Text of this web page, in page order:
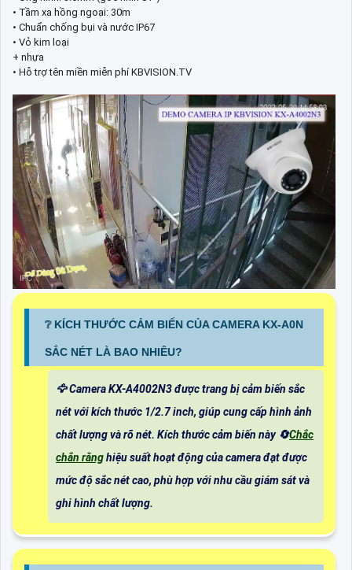
• Tầm xa hồng ngoại: 30m
• Chuẩn chống bụi và nước IP67
• Vỏ kim loại
+ nhựa
• Hỗ trợ tên miền miễn phí KBVISION.TV
❔ KÍCH THƯỚC CẢM BIẾN CỦA CAMERA KX-A0N
SẮC NÉT LÀ BAO NHIÊU?
🦅 Camera KX-A4002N3 được trang bị cảm biến sắc
nét với kích thước 1/2.7 inch, giúp cung cấp hình ảnh
chất lượng và rõ nét. Kích thước cảm biến này 🔄Chắc
chắn rằnghiệu suất hoạt động của camera đạt được
mức độ sắc nét cao, phù hợp với nhu cầu giám sát và
ghi hình chất lượng.